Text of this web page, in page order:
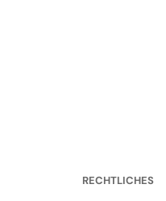
RECHTLICHES